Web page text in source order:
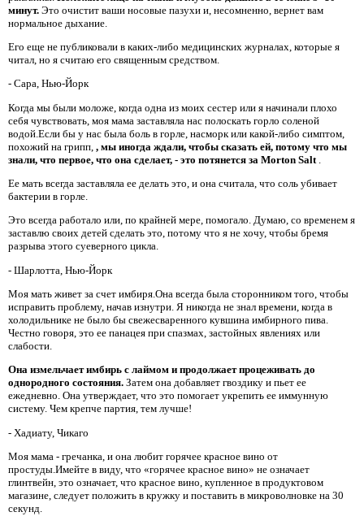
минут. Это очистит ваши носовые пазухи и, несомненно, вернет вам
нормальное дыхание.
Его еще не публиковали в каких-либо медицинских журналах, которые я
читал, но я считаю его священным средством.
- Сара, Нью-Йорк
Когда мы были моложе, когда одна из моих сестер или я начинали плохо
себя чувствовать, моя мама заставляла нас полоскать горло соленой
водой.Если бы у нас была боль в горле, насморк или какой-либо симптом,
похожий на грипп, , мы иногда ждали, чтобы сказать ей, потому что мы
знали, что первое, что она сделает, - это потянется за Morton Salt
Ее мать всегда заставляла ее делать это, и она считала, что соль убивает
бактерии в горле.
Это всегда работало или, по крайней мере, помогало. Думаю, со временем я
заставлю своих детей сделать это, потому что я не хочу, чтобы бремя
разрыва этого суеверного цикла.
- Шарлотта, Нью-Йорк
Моя мать живет за счет имбиря.Она всегда была сторонником того, чтобы
исправить проблему, начав изнутри. Я никогда не знал времени, когда в
холодильнике не было бы свежесваренного кувшина имбирного пива.
Честно говоря, это ее панацея при спазмах, застойных явлениях или
слабости.
Она измельчает имбирь с лаймом и продолжает процеживать до
однородного состояния. Затем она добавляет гвоздику и пьет ее
ежедневно. Она утверждает, что это помогает укрепить ее иммунную
систему. Чем крепче партия, тем лучше!
- Хадиату, Чикаго
Моя мама - гречанка, и она любит горячее красное вино от
простуды.Имейте в виду, что «горячее красное вино» не означает
глинтвейн, это означает, что красное вино, купленное в продуктовом
магазине, следует положить в кружку и поставить в микроволновке на 30
секунд.